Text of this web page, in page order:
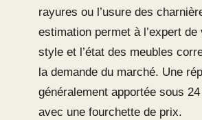
rayures ou l’usure des
estimation permet à l’expert
style et l’état des meubles
la demande du marché. Une
généralement apportée sous
avec une fourchette de prix.